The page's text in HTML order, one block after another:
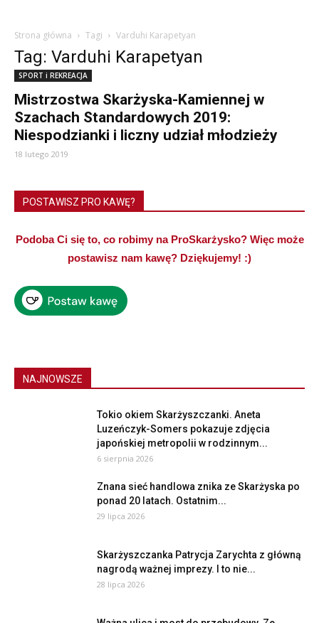
Strona główna Tagi Varduhi Karapetyan
Tag: Varduhi Karapetyan
SPORT i REKREACJA
Mistrzostwa Skarżyska-Kamiennej w
Szachach Standardowych 2019:
Niespodzianki i liczny udział młodzieży
18 lutego 2019
POSTAWISZ PRO KAWĘ?
Podoba Ci się to, co robimy na ProSkarżysko? Więc może
postawisz nam kawę? Dziękujemy! :)
NAJNOWSZE
Tokio okiem Skarżyszczanki. Aneta
Luzeńczyk-Somers pokazuje zdjęcia
japońskiej metropolii w rodzinnym...
6 sierpnia 2026
Znana sieć handlowa znika ze Skarżyska po
ponad 20 latach. Ostatnim...
29 lipca 2026
Skarżyszczanka Patrycja Zarychta z główną
nagrodą ważnej imprezy. I to nie...
28 lipca 2026